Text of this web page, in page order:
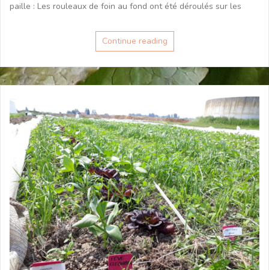
paille : Les rouleaux de foin au fond ont été déroulés sur les
Continue reading